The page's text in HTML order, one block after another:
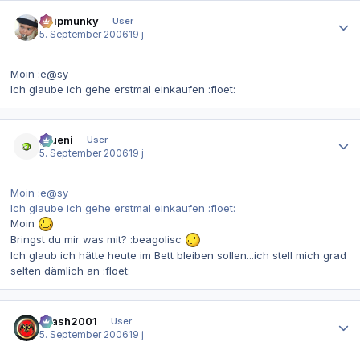
Chipmunky
User
5. September 200619 j
Moin :e@sy
Ich glaube ich gehe erstmal einkaufen :floet:
grueni
User
5. September 200619 j
Moin :e@sy
Ich glaube ich gehe erstmal einkaufen :floet:
Moin
Bringst du mir was mit? :beagolisc
Ich glaub ich hätte heute im Bett bleiben sollen...ich stell mich grad
selten dämlich an :floet:
Crash2001
User
5. September 200619 j